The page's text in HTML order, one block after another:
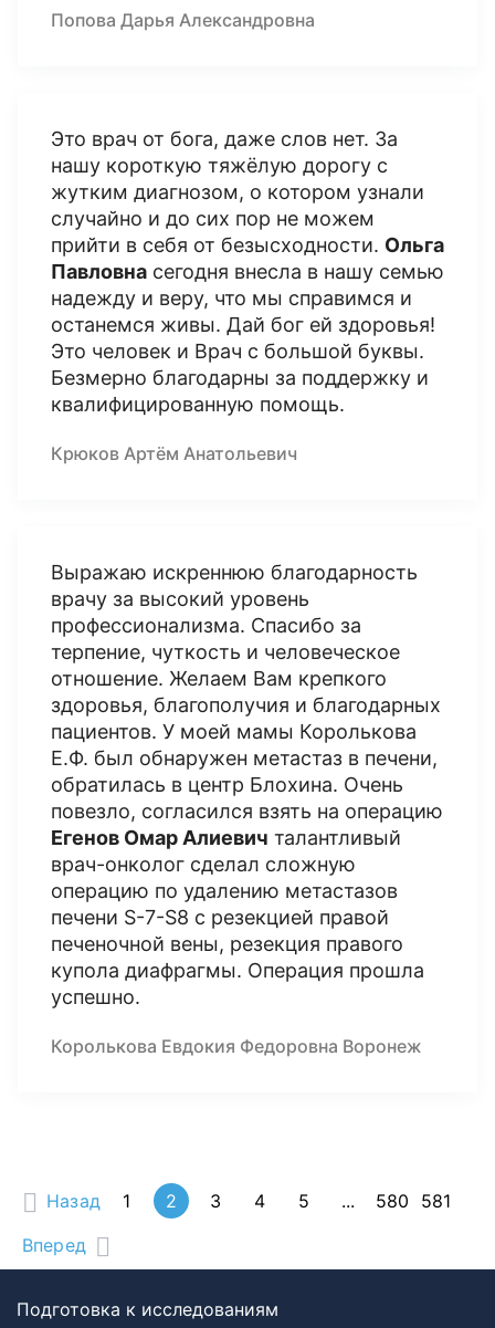
Попова Дарья Александровна
Это врач от бога, даже слов нет. За
нашу короткую тяжёлую дорогу с
жутким диагнозом, о котором узнали
случайно и до сих пор не можем
прийти в себя от безысходности. Ольга
Павловна сегодня внесла в нашу семью
надежду и веру, что мы справимся и
останемся живы. Дай бог ей здоровья!
Это человек и Врач с большой буквы.
Безмерно благодарны за поддержку и
квалифицированную помощь.
Крюков Артём Анатольевич
Выражаю искреннюю благодарность
врачу за высокий уровень
профессионализма. Спасибо за
терпение, чуткость и человеческое
отношение. Желаем Вам крепкого
здоровья, благополучия и благодарных
пациентов. У моей мамы Королькова
Е.Ф. был обнаружен метастаз в печени,
обратилась в центр Блохина. Очень
повезло, согласился взять на операцию
Егенов Омар Алиевич талантливый
врач-онколог сделал сложную
операцию по удалению метастазов
печени S-7-S8 с резекцией правой
печеночной вены, резекция правого
купола диафрагмы. Операция прошла
успешно.
Королькова Евдокия Федоровна Воронеж
Назад 1 2 3 4 5 ... 580
581
Вперед
Подготовка к исследованиям